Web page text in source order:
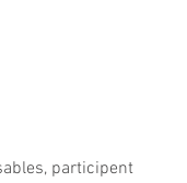
participent